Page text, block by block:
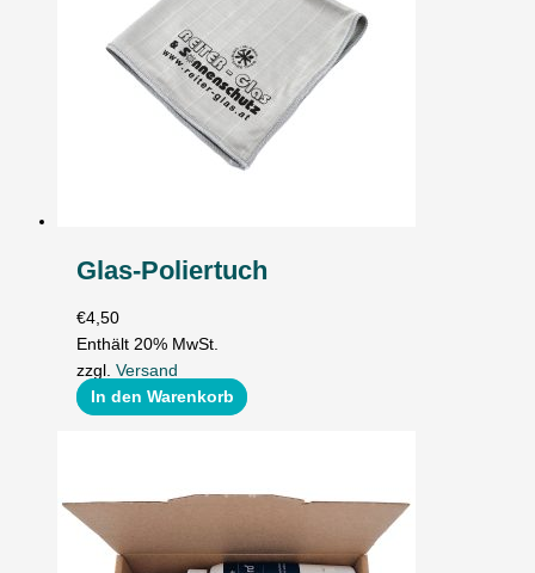
Glas-Poliertuch
€4,50
Enthält 20% MwSt.
zzgl.Versand
In den Warenkorb